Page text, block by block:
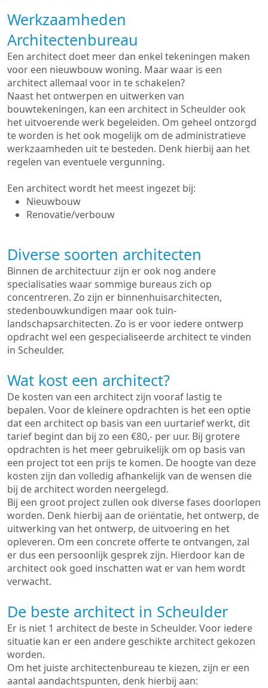
Werkzaamheden
Architectenbureau
Een architect doet meer dan enkel tekeningen maken
voor een nieuwbouw woning. Maar waar is een
architect allemaal voor in te schakelen?
Naast het ontwerpen en uitwerken van
bouwtekeningen, kan een architect in Scheulder ook
het uitvoerende werk begeleiden. Om geheel ontzorgd
te worden is het ook mogelijk om de administratieve
werkzaamheden uit te besteden. Denk hierbij aan het
regelen van eventuele vergunning.
Een architect wordt het meest ingezet bij:
Nieuwbouw
Renovatie/verbouw
Diverse soorten architecten
Binnen de architectuur zijn er ook nog andere
specialisaties waar sommige bureaus zich op
concentreren. Zo zijn er binnenhuisarchitecten,
stedenbouwkundigen maar ook tuin-
landschapsarchitecten. Zo is er voor iedere ontwerp
opdracht wel een gespecialiseerde architect te vinden
in Scheulder.
Wat kost een architect?
De kosten van een architect zijn vooraf lastig te
bepalen. Voor de kleinere opdrachten is het een optie
dat een architect op basis van een uurtarief werkt, dit
tarief begint dan bij zo een €80,- per uur. Bij grotere
opdrachten is het meer gebruikelijk om op basis van
een project tot een prijs te komen. De hoogte van deze
kosten zijn dan volledig afhankelijk van de wensen die
bij de architect worden neergelegd.
Bij een groot project zullen ook diverse fases doorlopen
worden. Denk hierbij aan de oriëntatie, het ontwerp, de
uitwerking van het ontwerp, de uitvoering en het
opleveren. Om een concrete offerte te ontvangen, zal
er dus een persoonlijk gesprek zijn. Hierdoor kan de
architect ook goed inschatten wat er van hem wordt
verwacht.
De beste architect in Scheulder
Er is niet 1 architect de beste in Scheulder. Voor iedere
situatie kan er een andere geschikte architect gekozen
worden.
Om het juiste architectenbureau te kiezen, zijn er een
aantal aandachtspunten, denk hierbij aan: